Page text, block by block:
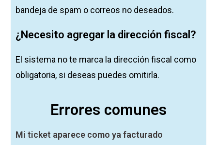
bandeja de spam o correos no deseados.
¿Necesito agregar la dirección fiscal ?
El sistema no te marca la dirección fiscal como
obligatoria, si deseas puedes omitirla.
Errores comunes
Mi ticket aparece como ya facturado